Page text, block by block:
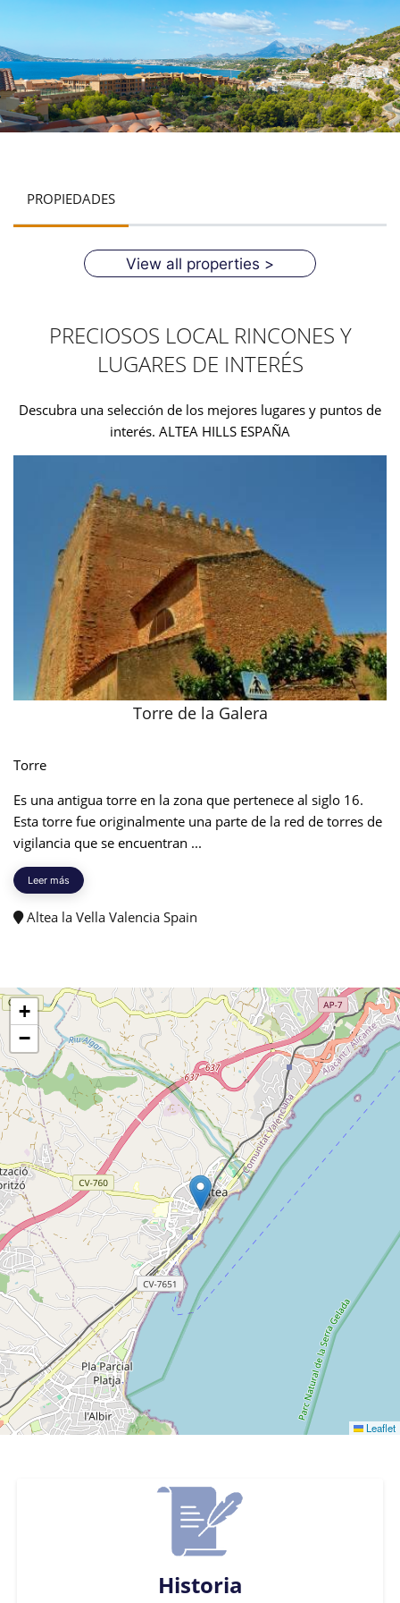
PROPIEDADES
View all properties >
PRECIOSOS LOCAL RINCONES Y
LUGARES DE INTERÉS
Descubra una selección de los mejores lugares y puntos de
interés. ALTEA HILLS ESPAÑA
Torre de la Galera
Torre
Es una antigua torre en la zona que pertenece al siglo 16.
Esta torre fue originalmente una parte de la red de torres de
vigilancia que se encuentran ...
Leer más
Altea la Vella Valencia Spain
+
−
Leaflet
Historia